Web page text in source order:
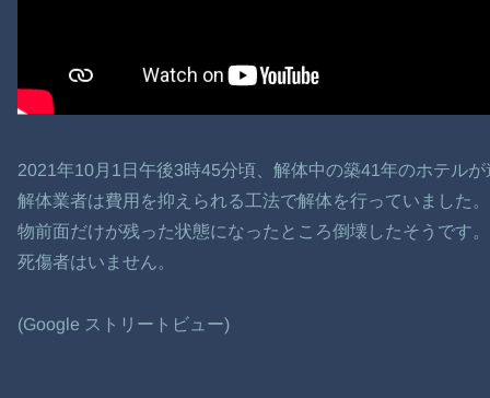
2021年10月1日午後3時45分頃、解体中の築41年のホテル
解体業者は費用を抑えられる工法で解体を行っていました
物前面だけが残った状態になったところ倒壊したそうです
死傷者はいません。
(Google ストリートビュー)